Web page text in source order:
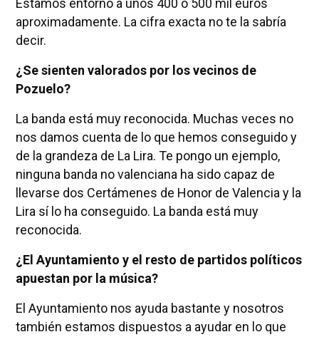
Estamos entorno a unos 400 o 500 mil euros
aproximadamente. La cifra exacta no te la sabría
decir.
¿Se sienten valorados por los vecinos de
Pozuelo?
La banda está muy reconocida. Muchas veces no
nos damos cuenta de lo que hemos conseguido y
de la grandeza de La Lira. Te pongo un ejemplo,
ninguna banda no valenciana ha sido capaz de
llevarse dos Certámenes de Honor de Valencia y la
Lira sí lo ha conseguido. La banda está muy
reconocida.
¿El Ayuntamiento y el resto de partidos políticos
apuestan por la música?
El Ayuntamiento nos ayuda bastante y nosotros
también estamos dispuestos a ayudar en lo que